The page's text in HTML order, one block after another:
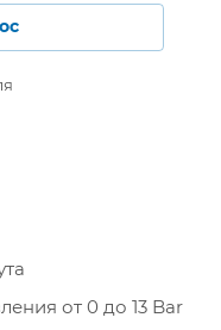
от 0 до 13 Bar